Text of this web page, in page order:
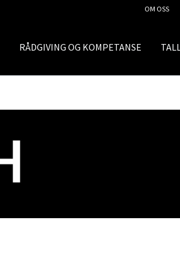
OM OSS
RÅDGIVING OG KOMPETANSE